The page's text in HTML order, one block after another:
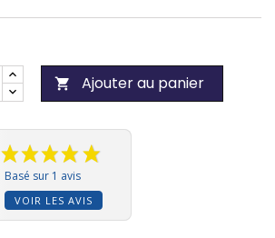
 Ajouter au panier
Basé sur 1 avis
VOIR LES AVIS